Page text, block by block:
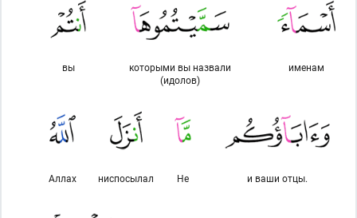
именам
которыми вы назвали
(идолов)
вы
и ваши отцы.
Не
ниспосылал
Аллах